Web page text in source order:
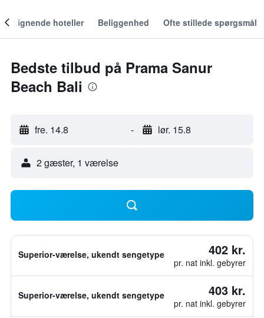
Lignende hoteller Beliggenhed Ofte stillede spørgsmål
Bedste tilbud på Prama Sanur
Beach Bali
fre. 14.8 - lør. 15.8
2 gæster, 1 værelse
Superior-værelse, ukendt sengetype 402 kr.
pr. nat inkl. gebyrer
Superior-værelse, ukendt sengetype 403 kr.
pr. nat inkl. gebyrer